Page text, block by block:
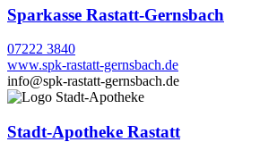
Sparkasse Rastatt-Gernsbach
07222 3840
www.spk-rastatt-gernsbach.de
info@spk-rastatt-gernsbach.de
Stadt-Apotheke Rastatt